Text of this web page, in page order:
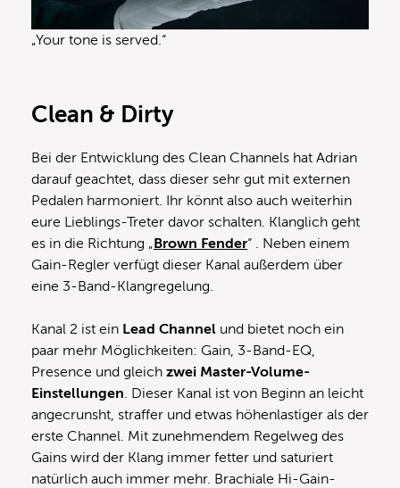
„Your tone is served.“
Clean & Dirty
Bei der Entwicklung des Clean Channels hat Adrian
darauf geachtet, dass dieser sehr gut mit externen
Pedalen harmoniert. Ihr könnt also auch weiterhin
eure Lieblings-Treter davor schalten. Klanglich geht
es in die Richtung „Brown Fender“ . Neben einem
Gain-Regler verfügt dieser Kanal außerdem über
eine 3-Band-Klangregelung.
Kanal 2 ist ein Lead Channel und bietet noch ein
paar mehr Möglichkeiten: Gain, 3-Band-EQ,
Presence und gleich zwei Master-Volume-
Einstellungen. Dieser Kanal ist von Beginn an leicht
angecrunsht, straffer und etwas höhenlastiger als der
erste Channel. Mit zunehmendem Regelweg des
Gains wird der Klang immer fetter und saturiert
natürlich auch immer mehr. Brachiale Hi-Gain-